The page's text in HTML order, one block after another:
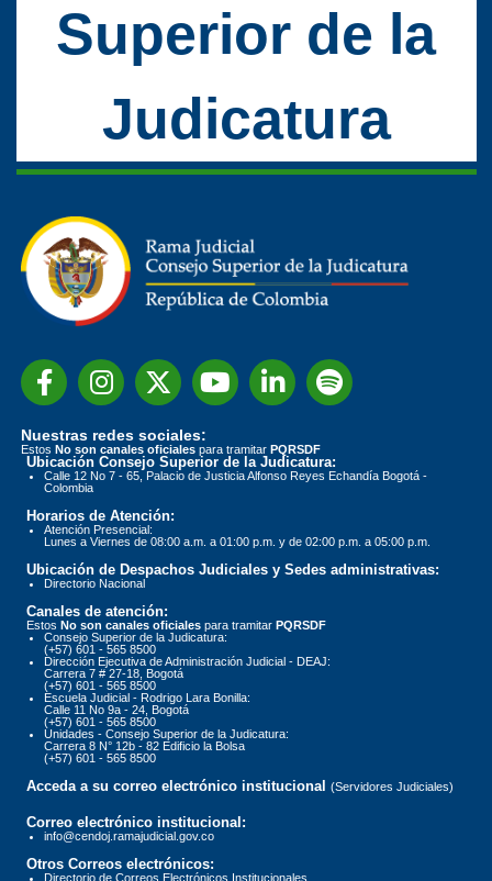
Superior de la
Judicatura
Nuestras redes sociales:
Estos No son canales oficiales para tramitar PQRSDF
Ubicación Consejo Superior de la Judicatura:
Calle 12 No 7 - 65, Palacio de Justicia Alfonso Reyes Echandía Bogotá -
Colombia
Horarios de Atención:
Atención Presencial:
Lunes a Viernes de 08:00 a.m. a 01:00 p.m. y de 02:00 p.m. a 05:00 p.m.
Ubicación de Despachos Judiciales y Sedes administrativas:
Directorio Nacional
Canales de atención:
Estos No son canales oficiales para tramitar PQRSDF
Consejo Superior de la Judicatura:
(+57) 601 - 565 8500
Dirección Ejecutiva de Administración Judicial - DEAJ:
Carrera 7 # 27-18, Bogotá
(+57) 601 - 565 8500
Escuela Judicial - Rodrigo Lara Bonilla:
Calle 11 No 9a - 24, Bogotá
(+57) 601 - 565 8500
Unidades - Consejo Superior de la Judicatura:
Carrera 8 N° 12b - 82 Edificio la Bolsa
(+57) 601 - 565 8500
Acceda a su correo electrónico institucional (Servidores Judiciales)
Correo electrónico institucional:
info@cendoj.ramajudicial.gov.co
Otros Correos electrónicos:
Directorio de Correos Electrónicos Institucionales